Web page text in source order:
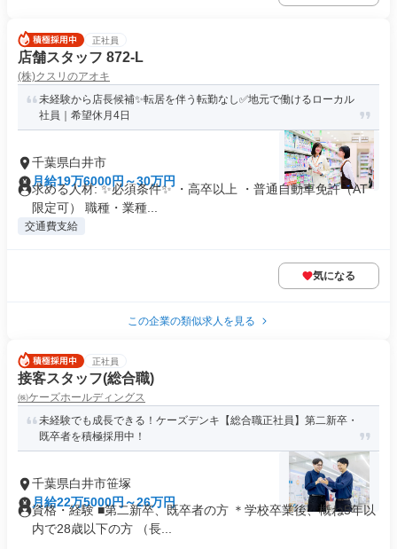
正社員
店舗スタッフ 872-L
(株)クスリのアオキ
未経験から店長候補✨転居を伴う転勤なし✅地元で働けるローカル
社員｜希望休月4日
千葉県白井市
月給19万6000円～30万円
求める人材: ✨必須条件✨ ・高卒以上 ・普通自動車免許（AT
限定可） 職種・業種...
交通費支給
気になる
この企業の類似求人を見る
正社員
接客スタッフ(総合職)
㈱ケーズホールディングス
未経験でも成長できる！ケーズデンキ【総合職正社員】第二新卒・
既卒者を積極採用中！
千葉県白井市笹塚
月給22万5000円～26万円
資格・経験 ■第二新卒、既卒者の方 ＊学校卒業後、概ね5年以
内で28歳以下の方 （長...